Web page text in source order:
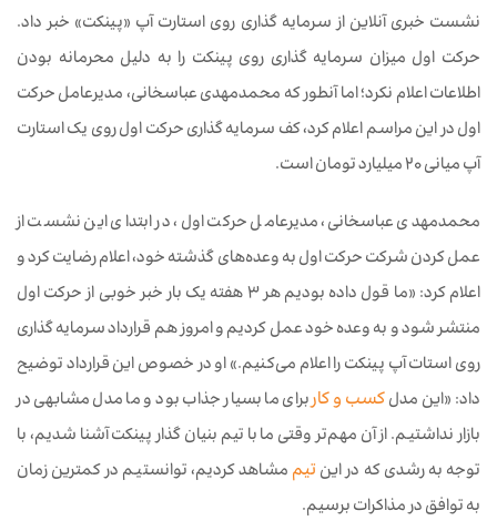
نشست خبری آنلاین از سرمایه گذاری روی استارت آپ «پینکت» خبر داد.
حرکت اول میزان سرمایه گذاری روی پینکت را به دلیل محرمانه بودن
اطلاعات اعلام نکرد؛ اما آنطور که محمدمهدی عباسخانی، مدیرعامل حرکت
اول در این مراسم اعلام کرد، کف سرمایه گذاری حرکت اول روی یک استارت
آپ میانی ۲۰ میلیارد تومان است.
محمدمهدی عباسخانی، مدیرعامل حرکت اول، در ابتدای این نشست از
عمل کردن شرکت حرکت اول به وعده‌های گذشته خود، اعلام رضایت کرد و
اعلام کرد: «ما قول داده بودیم هر ۳ هفته یک بار خبر خوبی از حرکت اول
منتشر شود و به وعده خود عمل کردیم و امروز هم قرارداد سرمایه گذاری
روی استات ‌آپ پینکت را اعلام می‌کنیم.» او در خصوص این قرارداد توضیح
داد: «این مدلکسب و کاربرای ما بسیار جذاب بود و ما مدل مشابهی در
بازار نداشتیم. از آن مهم‌تر وقتی ما با تیم بنیان گذار پینکت آشنا شدیم، با
توجه به رشدی که در این تیم مشاهد کردیم، توانستیم در کمترین زمان
به توافق در مذاکرات برسیم.